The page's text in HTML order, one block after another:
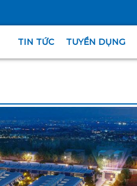
TIN TỨC TUYỂN DỤNG